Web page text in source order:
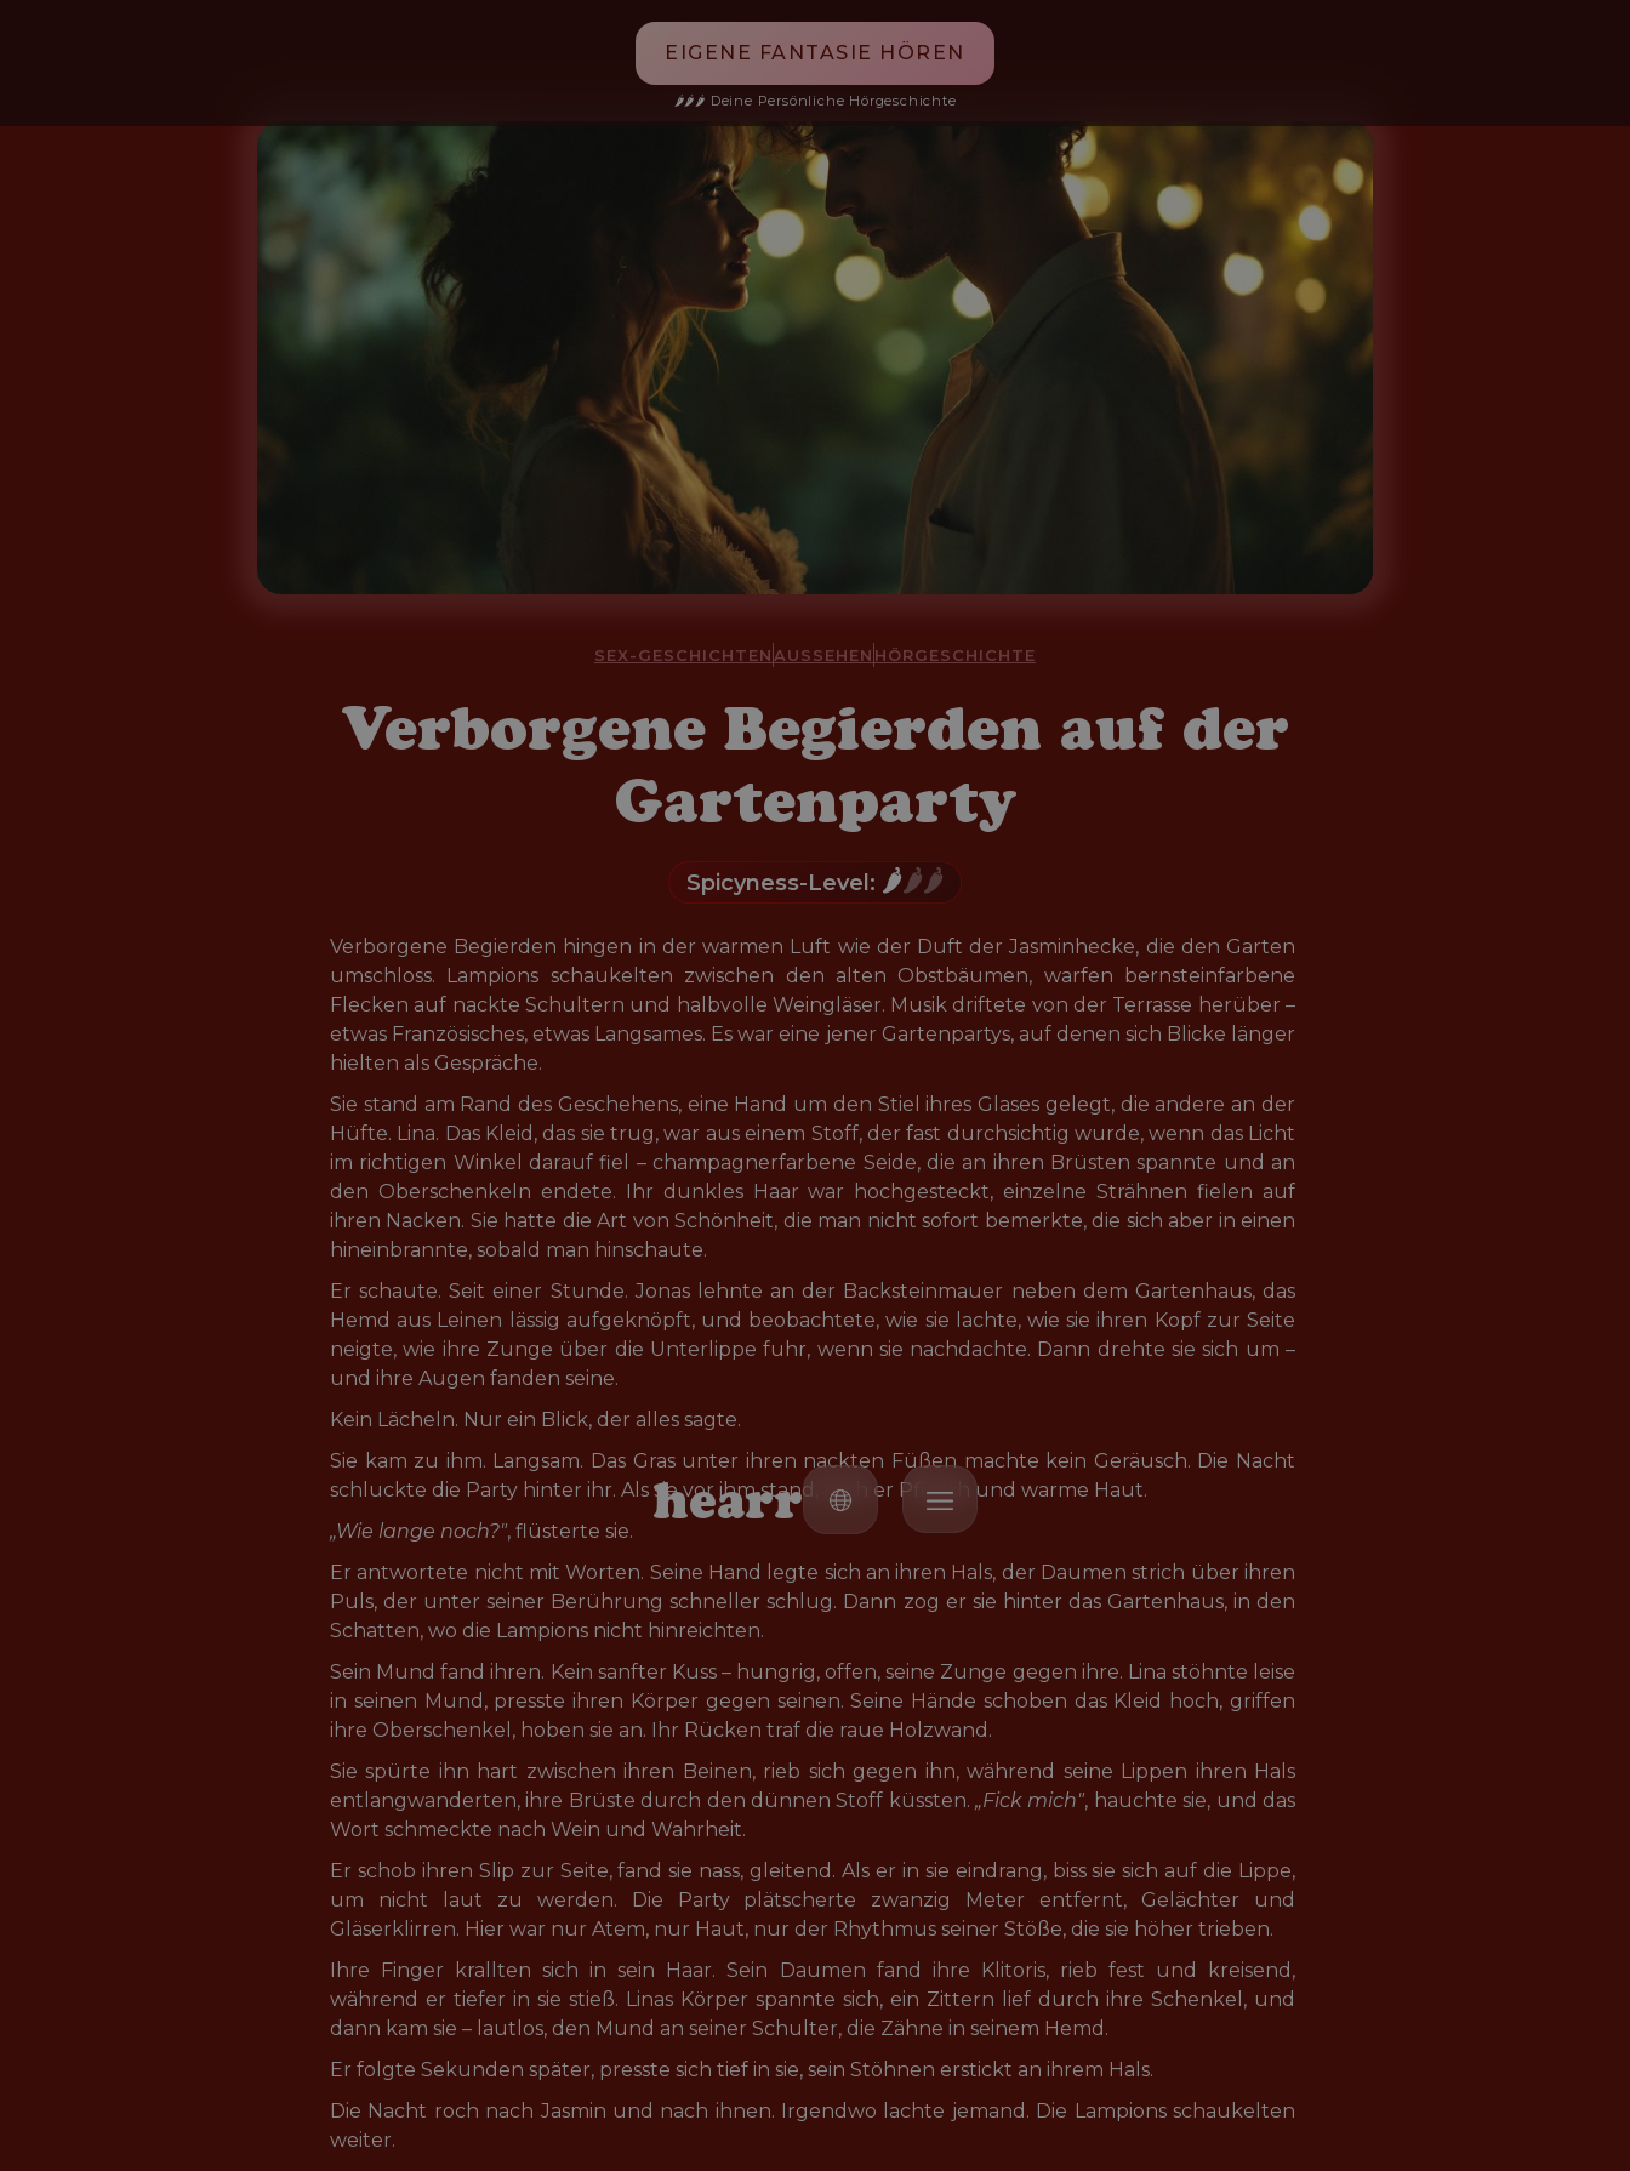
EIGENE FANTASIE HÖREN
🌶️🌶️🌶️ Deine Persönliche Hörgeschichte
hearr
SEX-GESCHICHTEN AUSSEHEN HÖRGESCHICHTE
Verborgene Begierden auf der
Gartenparty
Spicyness-Level: 🌶️🌶️🌶️
Verborgene Begierden hingen in der warmen Luft wie der Duft der Jasminhecke, die den Garten
umschloss. Lampions schaukelten zwischen den alten Obstbäumen, warfen bernsteinfarbene
Flecken auf nackte Schultern und halbvolle Weingläser. Musik driftete von der Terrasse herüber –
etwas Französisches, etwas Langsames. Es war eine jener Gartenpartys, auf denen sich Blicke länger
hielten als Gespräche.
Sie stand am Rand des Geschehens, eine Hand um den Stiel ihres Glases gelegt, die andere an der
Hüfte. Lina. Das Kleid, das sie trug, war aus einem Stoff, der fast durchsichtig wurde, wenn das Licht
im richtigen Winkel darauf fiel – champagnerfarbene Seide, die an ihren Brüsten spannte und an
den Oberschenkeln endete. Ihr dunkles Haar war hochgesteckt, einzelne Strähnen fielen auf
ihren Nacken. Sie hatte die Art von Schönheit, die man nicht sofort bemerkte, die sich aber in einen
hineinbrannte, sobald man hinschaute.
Er schaute. Seit einer Stunde. Jonas lehnte an der Backsteinmauer neben dem Gartenhaus, das
Hemd aus Leinen lässig aufgeknöpft, und beobachtete, wie sie lachte, wie sie ihren Kopf zur Seite
neigte, wie ihre Zunge über die Unterlippe fuhr, wenn sie nachdachte. Dann drehte sie sich um –
und ihre Augen fanden seine.
Kein Lächeln. Nur ein Blick, der alles sagte.
Sie kam zu ihm. Langsam. Das Gras unter ihren nackten Füßen machte kein Geräusch. Die Nacht
schluckte die Party hinter ihr. Als sie vor ihm stand, roch er Pfirsich und warme Haut.
„Wie lange noch?", flüsterte sie.
Er antwortete nicht mit Worten. Seine Hand legte sich an ihren Hals, der Daumen strich über ihren
Puls, der unter seiner Berührung schneller schlug. Dann zog er sie hinter das Gartenhaus, in den
Schatten, wo die Lampions nicht hinreichten.
Sein Mund fand ihren. Kein sanfter Kuss – hungrig, offen, seine Zunge gegen ihre. Lina stöhnte leise
in seinen Mund, presste ihren Körper gegen seinen. Seine Hände schoben das Kleid hoch, griffen
ihre Oberschenkel, hoben sie an. Ihr Rücken traf die raue Holzwand.
Sie spürte ihn hart zwischen ihren Beinen, rieb sich gegen ihn, während seine Lippen ihren Hals
entlangwanderten, ihre Brüste durch den dünnen Stoff küssten. „Fick mich", hauchte sie, und das
Wort schmeckte nach Wein und Wahrheit.
Er schob ihren Slip zur Seite, fand sie nass, gleitend. Als er in sie eindrang, biss sie sich auf die Lippe,
um nicht laut zu werden. Die Party plätscherte zwanzig Meter entfernt, Gelächter und
Gläserklirren. Hier war nur Atem, nur Haut, nur der Rhythmus seiner Stöße, die sie höher trieben.
Ihre Finger krallten sich in sein Haar. Sein Daumen fand ihre Klitoris, rieb fest und kreisend,
während er tiefer in sie stieß. Linas Körper spannte sich, ein Zittern lief durch ihre Schenkel, und
dann kam sie – lautlos, den Mund an seiner Schulter, die Zähne in seinem Hemd.
Er folgte Sekunden später, presste sich tief in sie, sein Stöhnen erstickt an ihrem Hals.
Die Nacht roch nach Jasmin und nach ihnen. Irgendwo lachte jemand. Die Lampions schaukelten
weiter.